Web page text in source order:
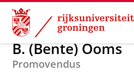
Skip
Content
Skip
Navigation
Over ons B. (Bente)
B. (Bente) Ooms
Promovendus